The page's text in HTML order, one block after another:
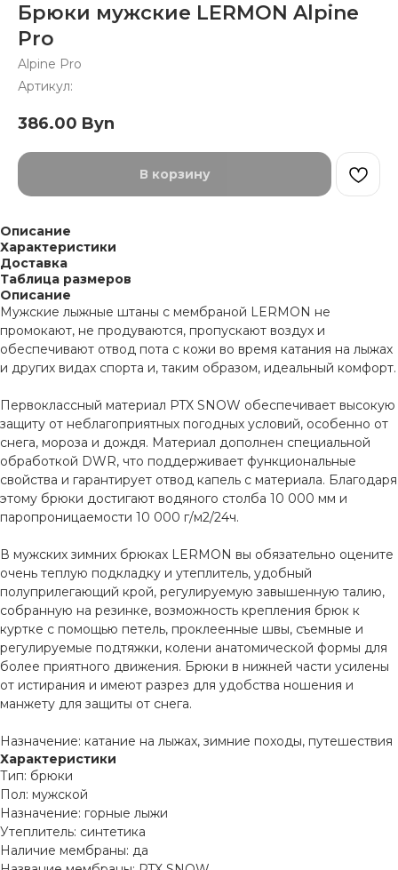
Брюки мужские LERMON Alpine
Pro
Alpine Pro
Артикул:
386.00 Byn
В корзину
Описание
Характеристики
Доставка
Таблица размеров
Описание
Мужские лыжные штаны с мембраной LERMON не
промокают, не продуваются, пропускают воздух и
обеспечивают отвод пота с кожи во время катания на лыжах
и других видах спорта и, таким образом, идеальный комфорт.
Первоклассный материал PTX SNOW обеспечивает высокую
защиту от неблагоприятных погодных условий, особенно от
снега, мороза и дождя. Материал дополнен специальной
обработкой DWR, что поддерживает функциональные
свойства и гарантирует отвод капель с материала. Благодаря
этому брюки достигают водяного столба 10 000 мм и
паропроницаемости 10 000 г/м2/24ч.
В мужских зимних брюках LERMON вы обязательно оцените
очень теплую подкладку и утеплитель, удобный
полуприлегающий крой, регулируемую завышенную талию,
собранную на резинке, возможность крепления брюк к
куртке с помощью петель, проклеенные швы, съемные и
регулируемые подтяжки, колени анатомической формы для
более приятного движения. Брюки в нижней части усилены
от истирания и имеют разрез для удобства ношения и
манжету для защиты от снега.
Назначение: катание на лыжах, зимние походы, путешествия
Характеристики
Тип: брюки
Пол: мужской
Назначение: горные лыжи
Утеплитель: синтетика
Наличие мембраны: да